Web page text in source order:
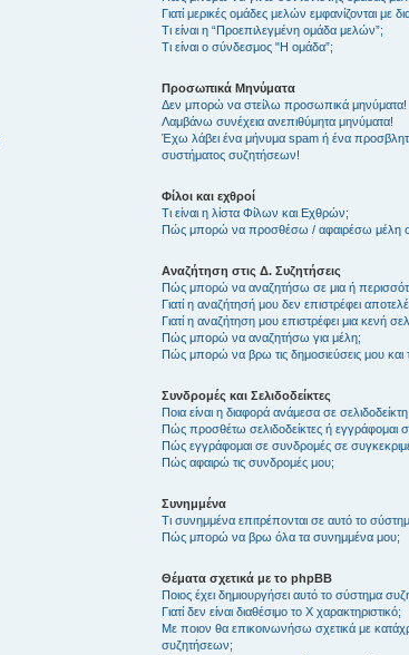
Γιατί μερικές ομάδες μελών εμφανίζονται με
Τι είναι η “Προεπιλεγμένη ομάδα μελών”;
Τι είναι ο σύνδεσμος "Η ομάδα”;
Προσωπικά Μηνύματα
Δεν μπορώ να στείλω προσωπικά μηνύματα!
Λαμβάνω συνέχεια ανεπιθύμητα μηνύματα!
Έχω λάβει ένα μήνυμα spam ή ένα
συστήματος συζητήσεων!
Φίλοι και εχθροί
Τι είναι η λίστα Φίλων και Εχθρών;
Πώς μπορώ να προσθέσω / αφαιρέσω μέλη
Αναζήτηση στις Δ. Συζητήσεις
Πώς μπορώ να αναζητήσω σε μια ή
Γιατί η αναζήτησή μου δεν επιστρέφει
Γιατί η αναζήτηση μου επιστρέφει μια κενή
Πώς μπορώ να αναζητήσω για μέλη;
Πώς μπορώ να βρω τις δημοσιεύσεις μου και
Συνδρομές και Σελιδοδείκτες
Ποια είναι η διαφορά ανάμεσα σε
Πώς προσθέτω σελιδοδείκτες ή εγγράφομαι
Πώς εγγράφομαι σε συνδρομές σε
Πώς αφαιρώ τις συνδρομές μου;
Συνημμένα
Τι συνημμένα επιτρέπονται σε αυτό το
Πώς μπορώ να βρω όλα τα συνημμένα μου;
Θέματα σχετικά με το phpBB
Ποιος έχει δημιουργήσει αυτό το σύστημα
Γιατί δεν είναι διαθέσιμο το Χ χαρακτηριστικό;
Με ποιον θα επικοινωνήσω σχετικά με
συζητήσεων;